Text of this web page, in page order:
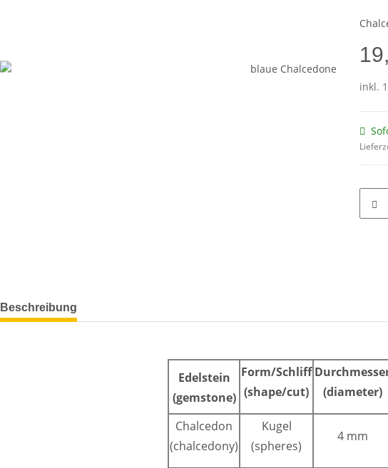
inkl.
weitere Registerkarten anzeigen
Beschreibung
Edelstein
(gemstone)
Form/Schliff
(shape/cut)
(diameter)
Chalcedon
(chalcedony)
Kugel
(spheres)
4 mm